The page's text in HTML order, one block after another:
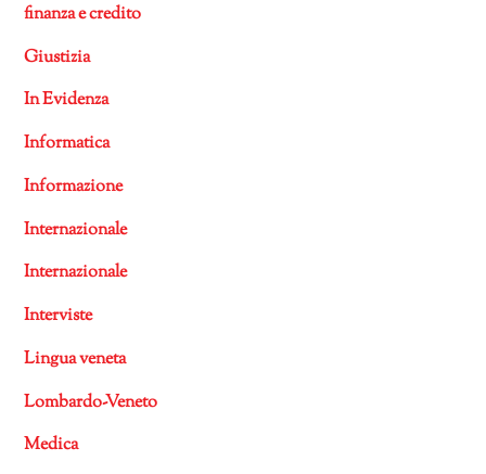
finanza e credito
Giustizia
In Evidenza
Informatica
Informazione
Internazionale
Internazionale
Interviste
Lingua veneta
Lombardo-Veneto
Medica